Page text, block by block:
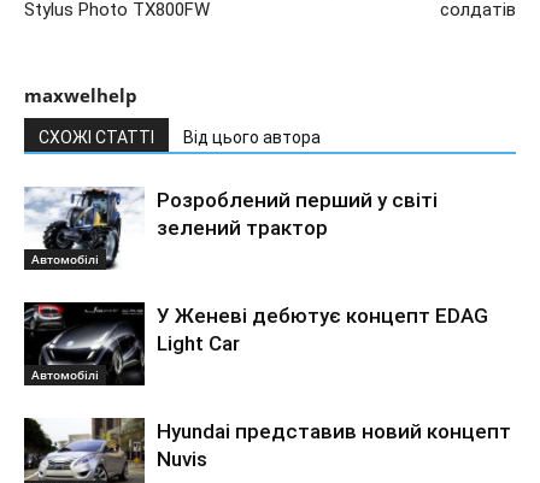
Stylus Photo TX800FW
солдатів
maxwelhelp
СХОЖІ СТАТТІ Від цього автора
Автомобілі
Розроблений перший у світі
зелений трактор
Автомобілі
У Женеві дебютує концепт EDAG
Light Car
Hyundai представив новий концепт
Nuvis